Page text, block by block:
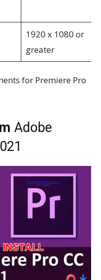
1920 x 1080 or
greater
for Premiere Pro
Adobe